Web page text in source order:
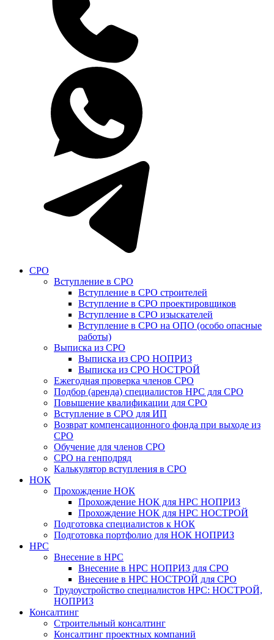
СРО
Вступление в СРО
Вступление в СРО строителей
Вступление в СРО проектировщиков
Вступление в СРО изыскателей
Вступление в СРО на ОПО (особо опасные
работы)
Выписка из СРО
Выписка из СРО НОПРИЗ
Выписка из СРО НОСТРОЙ
Ежегодная проверка членов СРО
Подбор (аренда) специалистов НРС для СРО
Повышение квалификации для СРО
Вступление в СРО для ИП
Возврат компенсационного фонда при выходе из
СРО
Обучение для членов СРО
СРО на генподряд
Калькулятор вступления в СРО
НОК
Прохождение НОК
Прохождение НОК для НРС НОПРИЗ
Прохождение НОК для НРС НОСТРОЙ
Подготовка специалистов к НОК
Подготовка портфолио для НОК НОПРИЗ
НРС
Внесение в НРС
Внесение в НРС НОПРИЗ для СРО
Внесение в НРС НОСТРОЙ для СРО
Трудоустройство специалистов НРС: НОСТРОЙ,
НОПРИЗ
Консалтинг
Строительный консалтинг
Консалтинг проектных компаний